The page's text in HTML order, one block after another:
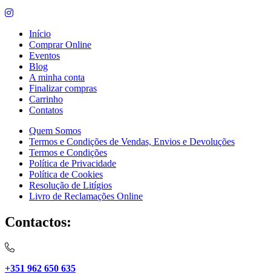
Início
Comprar Online
Eventos
Blog
A minha conta
Finalizar compras
Carrinho
Contatos
Quem Somos
Termos e Condições de Vendas, Envios e Devoluções
Termos e Condições
Política de Privacidade
Política de Cookies
Resolução de Litígios
Livro de Reclamações Online
Contactos:
+351 962 650 635